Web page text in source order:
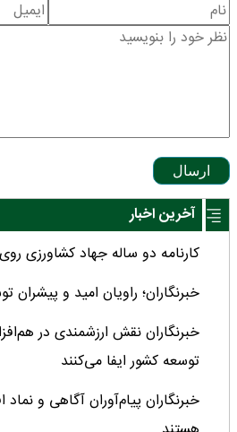
ارسال
آخرین اخبار
کارنامه دو ساله جهاد کشاورزی
خبرنگاران؛ راویان امید و پیشران
خبرنگاران نقش ارزشمندی در
توسعه کشور ایفا می‌کنند
خبرنگاران پیام‌آوران آگاهى و